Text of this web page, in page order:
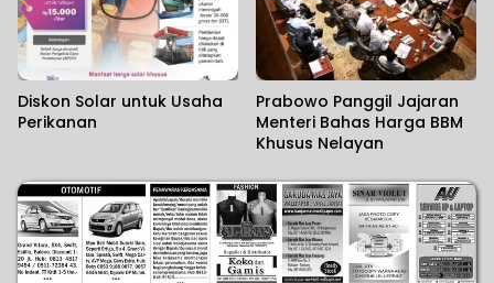
Diskon Solar untuk Usaha
Perikanan
Prabowo Panggil Jajaran
Menteri Bahas Harga BBM
Khusus Nelayan